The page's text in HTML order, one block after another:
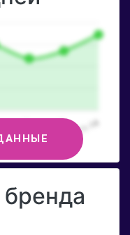
бренда